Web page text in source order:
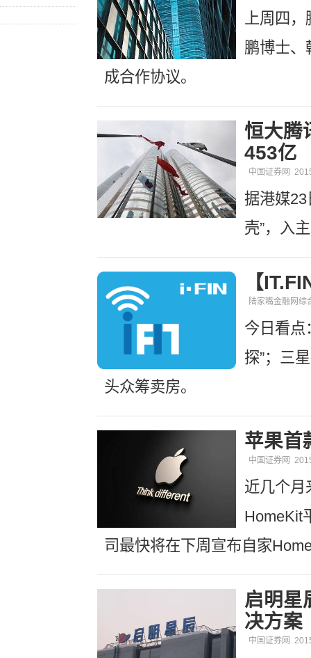
上周四，
鹏博士、
成合作协议。
恒大腾
453亿
中国证券网
据港媒23
壳”，入
【
陆家嘴金融网
今日看点
探”；三
头众筹卖房。
苹果首
中国证券网
近几个月
HomeKit
司最快将在下周宣布自家
启明星
决方案
中国证券网